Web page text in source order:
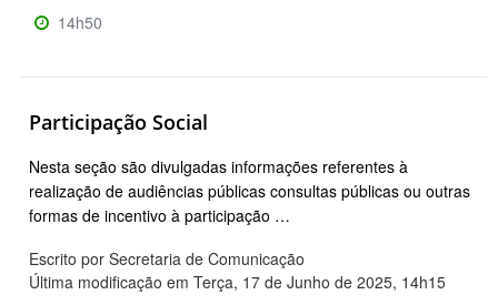
14h50
Participação Social
Nesta seção são divulgadas informações referentes à
realização de audiências públicas consultas públicas ou outras
formas de incentivo à participação …
Escrito por Secretaria de Comunicação
Última modificação em Terça, 17 de Junho de 2025, 14h15